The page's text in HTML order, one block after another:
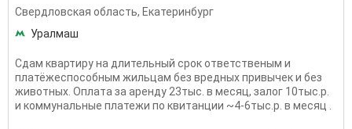
Свердловская область, Екатеринбург
Уралмаш
Сдам квартиру на длительный срок ответственым и
платёжеспособным жильцам без вредных привычек и без
животных. Оплата за аренду 23тыс. в месяц, залог 10тыс.р.
и коммунальные платежи по квитанции ~4-6тыс.р. в месяц .